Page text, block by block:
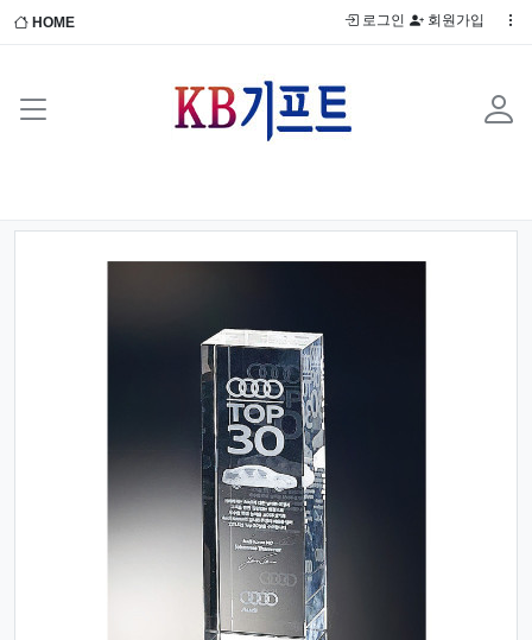
HOME 로그인 회원가입
Previous